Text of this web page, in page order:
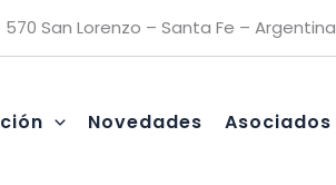
570 San Lorenzo – Santa Fe – Argentina
Novedades Asociados